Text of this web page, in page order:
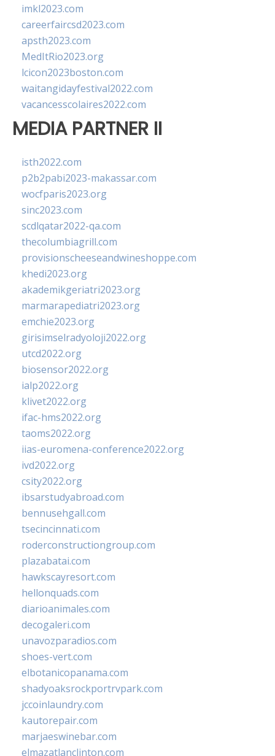
imkl2023.com
careerfaircsd2023.com
apsth2023.com
MedItRio2023.org
lcicon2023boston.com
waitangidayfestival2022.com
vacancesscolaires2022.com
MEDIA PARTNER II
isth2022.com
p2b2pabi2023-makassar.com
wocfparis2023.org
sinc2023.com
scdlqatar2022-qa.com
thecolumbiagrill.com
provisionscheeseandwineshoppe.com
khedi2023.org
akademikgeriatri2023.org
marmarapediatri2023.org
emchie2023.org
girisimselradyoloji2022.org
utcd2022.org
biosensor2022.org
ialp2022.org
klivet2022.org
ifac-hms2022.org
taoms2022.org
iias-euromena-conference2022.org
ivd2022.org
csity2022.org
ibsarstudyabroad.com
bennusehgall.com
tsecincinnati.com
roderconstructiongroup.com
plazabatai.com
hawkscayresort.com
hellonquads.com
diarioanimales.com
decogaleri.com
unavozparadios.com
shoes-vert.com
elbotanicopanama.com
shadyoaksrockportrvpark.com
jccoinlaundry.com
kautorepair.com
marjaeswinebar.com
elmazatlanclinton.com